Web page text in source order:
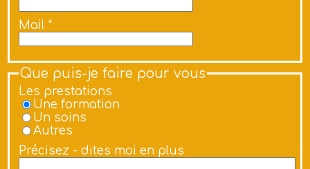
Mail *
Que puis-je faire pour vous
Les prestations
Une formation
Un soins
Autres
Précisez - dites moi en plus